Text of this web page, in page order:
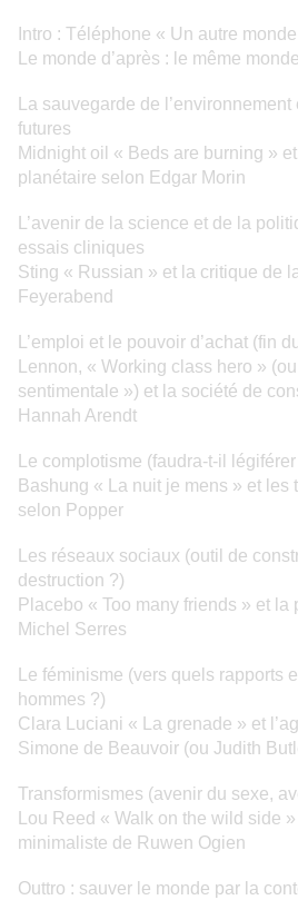
Intro : Téléphone « Un autre
Le monde d’après : le même
La sauvegarde de
futures
Midnight oil « Beds are burning »
planétaire selon Edgar Morin
L’avenir de la science et de la
essais cliniques
Sting « Russian » et la critique de
Feyerabend
L’emploi et le pouvoir d’achat (fin
Lennon, « Working class hero »
sentimentale ») et la société de
Hannah Arendt
Le complotisme (faudra-t-il
Bashung « La nuit je mens » et les
selon Popper
Les réseaux sociaux (outil de
destruction ?)
Placebo « Too many friends » et la
Michel Serres
Le féminisme (vers quels rapports
hommes ?)
Clara Luciani « La grenade » et
Simone de Beauvoir (ou Judith
Transformismes (avenir du sexe,
Lou Reed « Walk on the wild side
minimaliste de Ruwen Ogien
Outtro : sauver le monde par la